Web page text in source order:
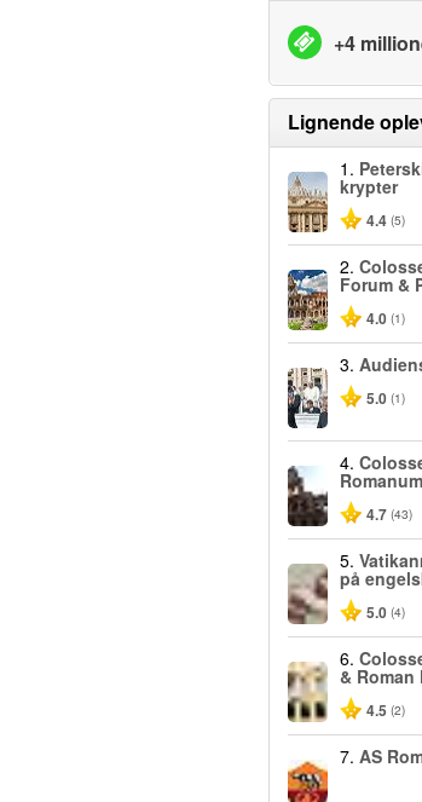
+4
Lignende
1.
krypter
4.4 (5)
2.
Forum &
4.0 (1)
3.
5.0 (1)
4.
4.7 (43)
5.
på
5.0 (4)
6.
& Roman
4.5 (2)
7. AS